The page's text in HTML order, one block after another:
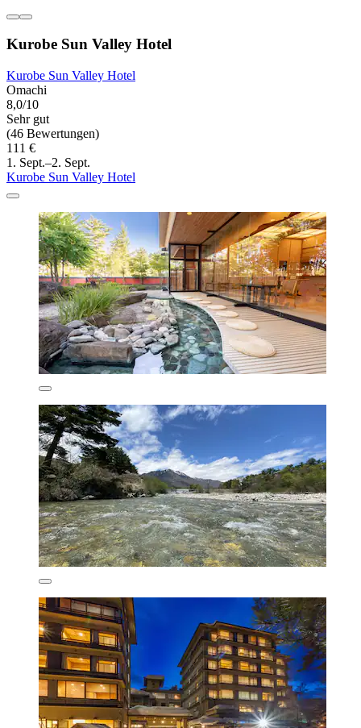
Kurobe Sun Valley Hotel
Kurobe Sun Valley Hotel
Omachi
8,0/10
Sehr gut
(46 Bewertungen)
111 €
1. Sept.–2. Sept.
Kurobe Sun Valley Hotel